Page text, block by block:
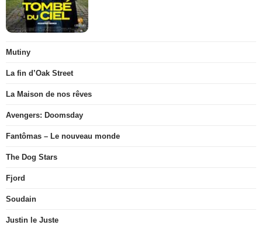
Mutiny
La fin d’Oak Street
La Maison de nos rêves
Avengers: Doomsday
Fantômas – Le nouveau monde
The Dog Stars
Fjord
Soudain
Justin le Juste